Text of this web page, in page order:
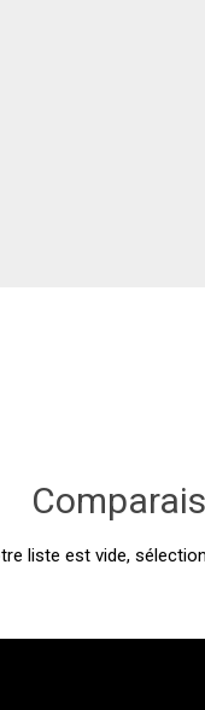
liste est vide,